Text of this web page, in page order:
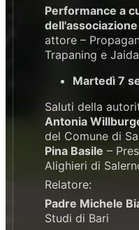
Performance a
attore –
Trapaning e Jaida
Martedì 7
Saluti della
Antonia
del Comune di
Pina Basile –
Alighieri di
Relatore:
Padre Michele
Studi di Bari